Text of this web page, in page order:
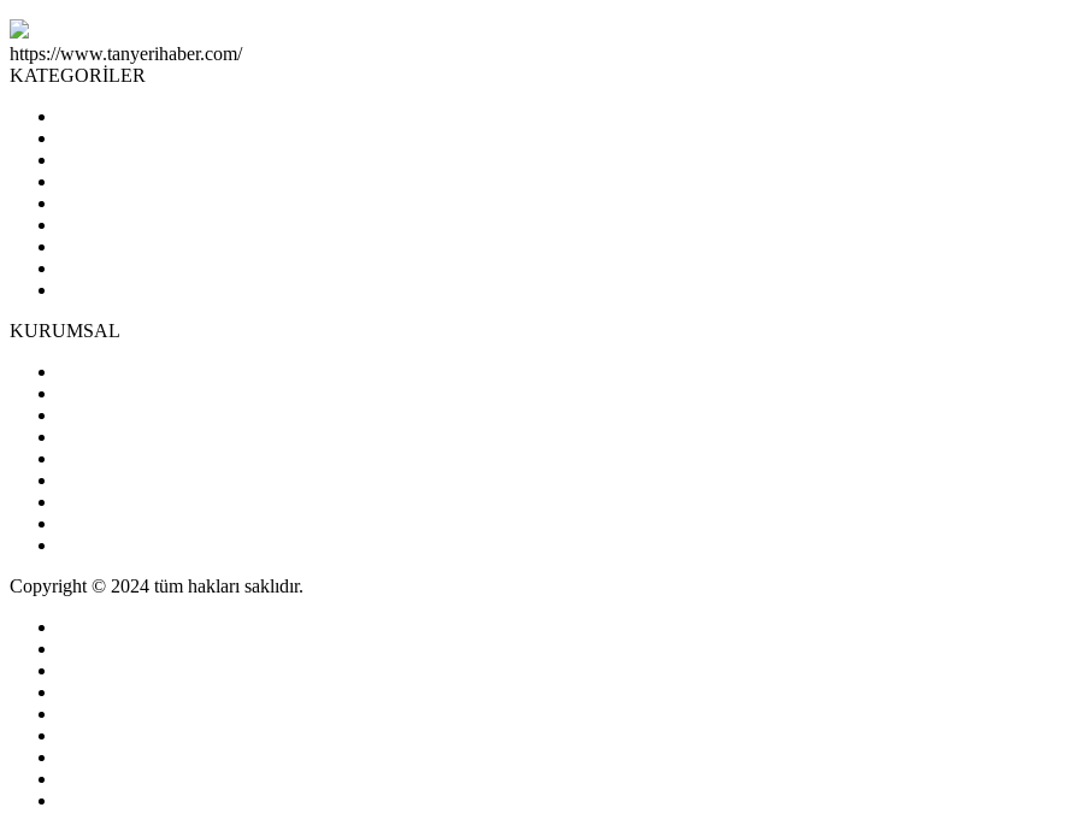
https://www.tanyerihaber.com/
KATEGORİLER
KURUMSAL
Copyright © 2024 tüm hakları saklıdır.